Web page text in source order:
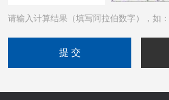
请输入计算结果（填写阿拉伯数字），如